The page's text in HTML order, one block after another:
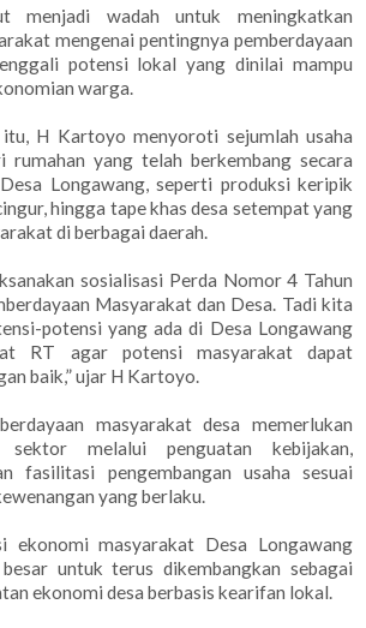
menjadi wadah untuk meningkatkan
mengenai pentingnya pemberdayaan
potensi lokal yang dinilai mampu
warga.
H Kartoyo menyoroti sejumlah usaha
rumahan yang telah berkembang secara
Longawang, seperti produksi keripik
hingga tape khas desa setempat yang
di berbagai daerah.
sosialisasi Perda Nomor 4 Tahun
Masyarakat dan Desa. Tadi kita
potensi yang ada di Desa Longawang
RT agar potensi masyarakat dapat
baik,” ujar H Kartoyo.
masyarakat desa memerlukan
sektor melalui penguatan kebijakan,
fasilitasi pengembangan usaha sesuai
yang berlaku.
ekonomi masyarakat Desa Longawang
untuk terus dikembangkan sebagai
ekonomi desa berbasis kearifan lokal.